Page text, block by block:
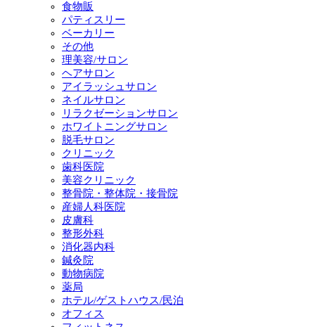
食物販
パティスリー
ベーカリー
その他
理美容/サロン
ヘアサロン
アイラッシュサロン
ネイルサロン
リラクゼーションサロン
ホワイトニングサロン
脱毛サロン
クリニック
歯科医院
美容クリニック
整骨院・整体院・接骨院
産婦人科医院
皮膚科
整形外科
消化器内科
鍼灸院
動物病院
薬局
ホテル/ゲストハウス/民泊
オフィス